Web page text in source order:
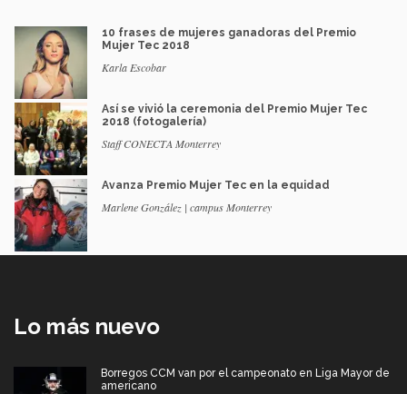
10 frases de mujeres ganadoras del Premio
Mujer Tec 2018
Karla Escobar
Así se vivió la ceremonia del Premio Mujer Tec
2018 (fotogalería)
Staff CONECTA Monterrey
Avanza Premio Mujer Tec en la equidad
Marlene González | campus Monterrey
Lo más nuevo
Borregos CCM van por el campeonato en Liga Mayor de
americano